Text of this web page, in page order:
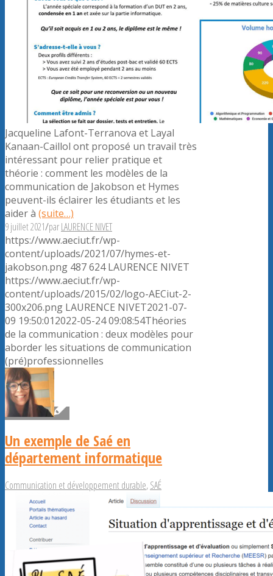
Jacqueline Lafont-Terranova et Layal
Kanaan-Caillol ont proposé un travail très
intéressant pour relier pratique et
théorie : comment les modèles de la
communication de Jakobson et Hymes
peuvent-ils éclairer les étudiants et les
aider à (suite…)
9 juillet 2021/parLAURENCE NIVET
https://www.aeciut.fr/wp-
content/uploads/2021/07/hymes-et-
jakobson.png 487624 LAURENCE NIVET
https://www.aeciut.fr/wp-
content/uploads/2015/02/logo-AECiut-2-
300x206.png LAURENCE NIVET2021-07-
09 19:50:012022-05-24 09:08:54Théories
de la communication : deux modèles pour
aborder les situations de communication
(pré)professionnelles
Un exemple de Saé en
département informatique
Communication et développement durable,SAÉ